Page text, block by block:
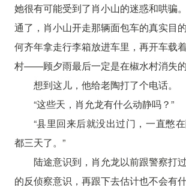
她很有可能受到了肖小山的迷惑和哄骗
通了，肖小山开走那辆面包车的真实目
何齐年拿走行李箱放进车里，再开车载
村——顾夕雨最后一定是在椒水村消失的
想到这儿，他给老陶打了个电话。
“这些天，肖允龙有什么动静吗？”
“县里回来后就没出过门，一直憋
都三天了。”
陆途意识到，肖允龙以前跟警察打
的反侦察意识，再跟下去估计也不会有